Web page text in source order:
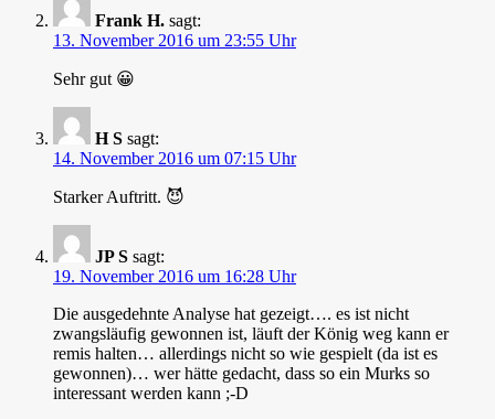
Frank H. sagt:
13. November 2016 um 23:55 Uhr
Sehr gut 😀
H S sagt:
14. November 2016 um 07:15 Uhr
Starker Auftritt. 😈
JP S sagt:
19. November 2016 um 16:28 Uhr
Die ausgedehnte Analyse hat gezeigt…. es ist nicht
zwangsläufig gewonnen ist, läuft der König weg kann er
remis halten… allerdings nicht so wie gespielt (da ist es
gewonnen)… wer hätte gedacht, dass so ein Murks so
interessant werden kann ;-D